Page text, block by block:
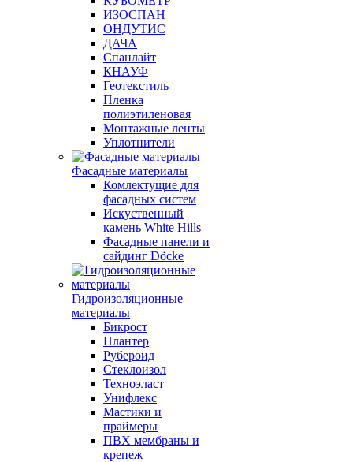
ИЗОСПАН
ОНДУТИС
ДАЧА
Спанлайт
КНАУФ
Геотекстиль
Пленка
полиэтиленовая
Монтажные ленты
Уплотнители
Фасадные материалы
Комлектущие для
фасадных систем
Искуственный
камень White Hills
Фасадные панели и
сайдинг Döcke
Гидроизоляционные
материалы
Бикрост
Плантер
Рубероид
Стеклоизол
Техноэласт
Унифлекс
Мастики и
праймеры
ПВХ мембраны и
крепеж